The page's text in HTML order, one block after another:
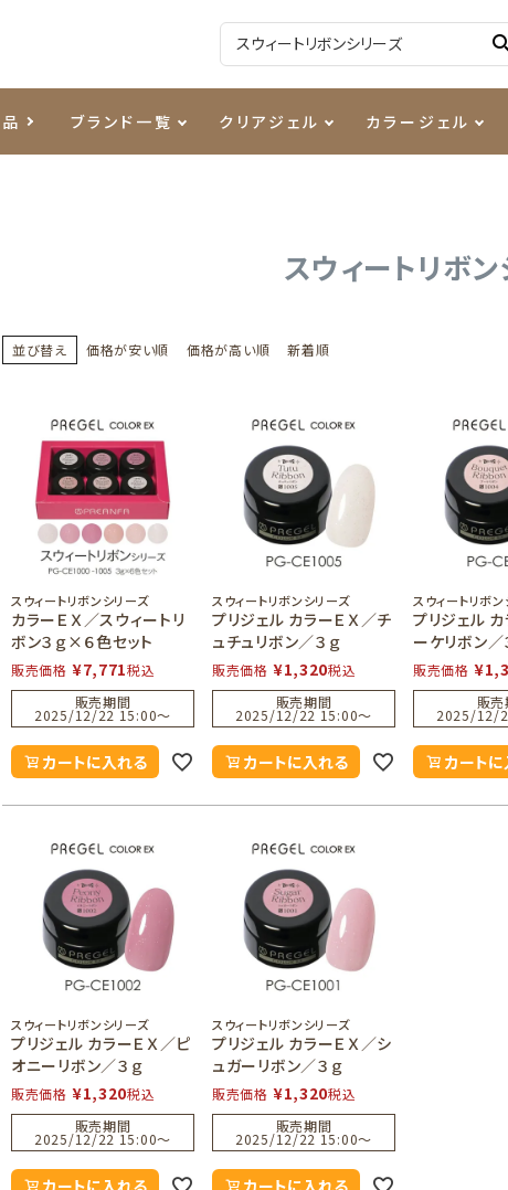
ブランド一覧
PREZMO
クリアジェル カラージェル
ニュアンスジェル
マグネティフラッシュジェル
シーナカラージェルポリッシュ その他カラージェル
チャート・チップ
LEDライト
レジン・モールド
スウィートリボ
並び替え 価格が安い順 価格が高い順 新着順
スウィートリボンシリーズ
カラーＥＸ／スウィートリ
ボン３ｇ×６色セット
販売価格 ¥7,771税込
販売期間
2025/12/22 15:00〜
カートに入れる
スウィートリボンシリーズ
プリジェル カラーＥＸ／チ
ュチュリボン／３ｇ
販売価格 ¥1,320税込
販売期間
2025/12/22 15:00〜
カートに入れる
スウィートリボ
プリジェル
ーケリボン／
販売価格 ¥
販
2025/12/
カート
スウィートリボンシリーズ
プリジェル カラーＥＸ／ピ
オニーリボン／３ｇ
販売価格 ¥1,320税込
販売期間
2025/12/22 15:00〜
カートに入れる
スウィートリボンシリーズ
プリジェル カラーＥＸ／シ
ュガーリボン／３ｇ
販売価格 ¥1,320税込
販売期間
2025/12/22 15:00〜
カートに入れる